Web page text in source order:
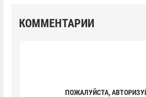
КОММЕНТАРИИ
ПОЖАЛУЙСТА,